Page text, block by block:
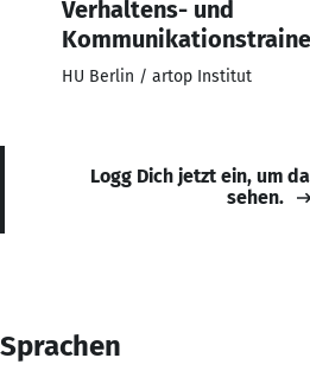
Verhaltens- und
HU Berlin / artop Institut
Logg Dich jetzt ein, um
sehen.
Sprachen